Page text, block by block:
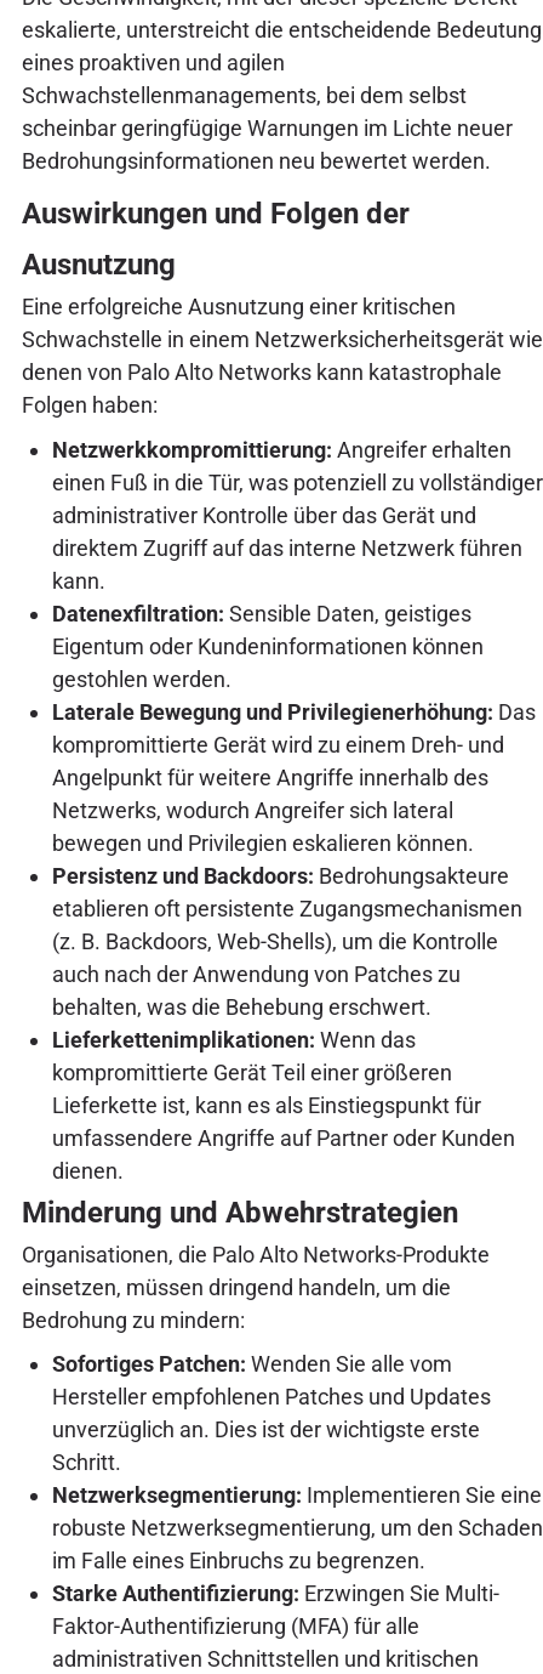
eskalierte, unterstreicht die entscheidende Bedeutung
eines proaktiven und agilen
Schwachstellenmanagements, bei dem selbst
scheinbar geringfügige Warnungen im Lichte neuer
Bedrohungsinformationen neu bewertet werden.
Auswirkungen und Folgen der
Ausnutzung
Eine erfolgreiche Ausnutzung einer kritischen
Schwachstelle in einem Netzwerksicherheitsgerät wie
denen von Palo Alto Networks kann katastrophale
Folgen haben:
Netzwerkkompromittierung: Angreifer erhalten
einen Fuß in die Tür, was potenziell zu vollständiger
administrativer Kontrolle über das Gerät und
direktem Zugriff auf das interne Netzwerk führen
kann.
Datenexfiltration: Sensible Daten, geistiges
Eigentum oder Kundeninformationen können
gestohlen werden.
Laterale Bewegung und Privilegienerhöhung: Das
kompromittierte Gerät wird zu einem Dreh- und
Angelpunkt für weitere Angriffe innerhalb des
Netzwerks, wodurch Angreifer sich lateral
bewegen und Privilegien eskalieren können.
Persistenz und Backdoors: Bedrohungsakteure
etablieren oft persistente Zugangsmechanismen
(z. B. Backdoors, Web-Shells), um die Kontrolle
auch nach der Anwendung von Patches zu
behalten, was die Behebung erschwert.
Lieferkettenimplikationen: Wenn das
kompromittierte Gerät Teil einer größeren
Lieferkette ist, kann es als Einstiegspunkt für
umfassendere Angriffe auf Partner oder Kunden
dienen.
Minderung und Abwehrstrategien
Organisationen, die Palo Alto Networks-Produkte
einsetzen, müssen dringend handeln, um die
Bedrohung zu mindern:
Sofortiges Patchen: Wenden Sie alle vom
Hersteller empfohlenen Patches und Updates
unverzüglich an. Dies ist der wichtigste erste
Schritt.
Netzwerksegmentierung: Implementieren Sie eine
robuste Netzwerksegmentierung, um den Schaden
im Falle eines Einbruchs zu begrenzen.
Starke Authentifizierung: Erzwingen Sie Multi-
Faktor-Authentifizierung (MFA) für alle
administrativen Schnittstellen und kritischen